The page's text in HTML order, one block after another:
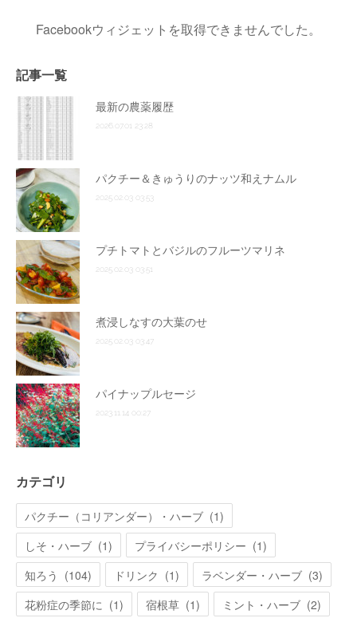
Facebookウィジェットを取得できませんでした。
記事一覧
最新の農薬履歴
2026.07.01 23:28
パクチー＆きゅうりのナッツ和えナムル
2025.02.03 03:53
プチトマトとバジルのフルーツマリネ
2025.02.03 03:51
煮浸しなすの大葉のせ
2025.02.03 03:47
パイナップルセージ
2023.11.14 00:27
カテゴリ
パクチー（コリアンダー）・ハーブ (1)
しそ・ハーブ (1) プライバシーポリシー (1)
知ろう (104) ドリンク (1) ラベンダー・ハーブ (3)
花粉症の季節に (1) 宿根草 (1) ミント・ハーブ (2)